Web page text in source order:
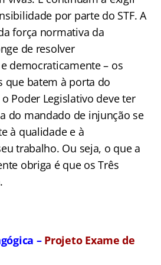
por parte do STF. A
força normativa da
de resolver
democraticamente – os
que batem à porta do
Poder Legislativo deve ter
do mandado de injunção se
à qualidade e à
trabalho. Ou seja, o que a
obriga é que os Três
– Projeto Exame de